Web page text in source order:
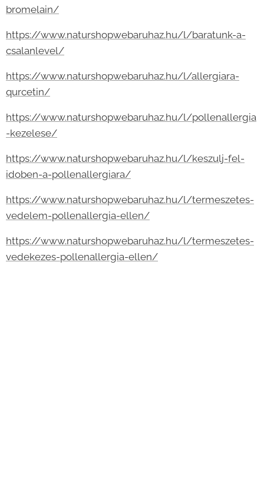
bromelain/
https://www.naturshopwebaruhaz.hu/l/baratunk-a-
csalanlevel/
https://www.naturshopwebaruhaz.hu/l/allergiara-
qurcetin/
https://www.naturshopwebaruhaz.hu/l/pollenallergia
-kezelese/
https://www.naturshopwebaruhaz.hu/l/keszulj-fel-
idoben-a-pollenallergiara/
https://www.naturshopwebaruhaz.hu/l/termeszetes-
vedelem-pollenallergia-ellen/
https://www.naturshopwebaruhaz.hu/l/termeszetes-
vedekezes-pollenallergia-ellen/